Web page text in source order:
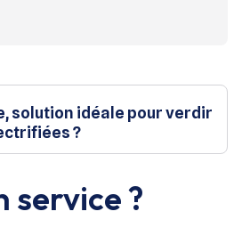
solution idéale pour verdir
?
service ?